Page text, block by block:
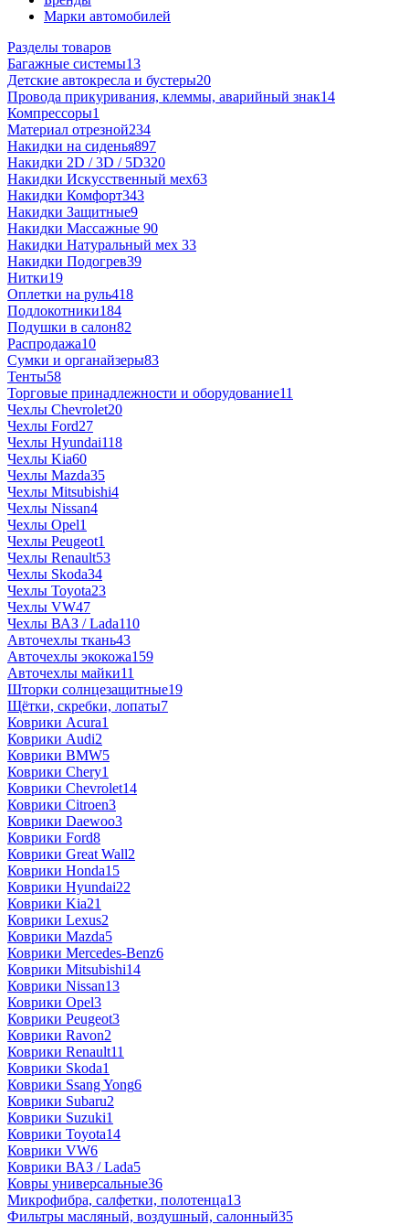
Марки автомобилей
Разделы товаров
Багажные системы13
Детские автокресла и бустеры20
Провода прикуривания, клеммы, аварийный знак14
Компрессоры1
Материал отрезной234
Накидки на сиденья897
Накидки 2D / 3D / 5D320
Накидки Искусственный мех63
Накидки Комфорт343
Накидки Защитные9
Накидки Массажные 90
Накидки Натуральный мех 33
Накидки Подогрев39
Нитки19
Оплетки на руль418
Подлокотники184
Подушки в салон82
Распродажа10
Сумки и органайзеры83
Тенты58
Торговые принадлежности и оборудование11
Чехлы Chevrolet20
Чехлы Ford27
Чехлы Hyundai118
Чехлы Kia60
Чехлы Mazda35
Чехлы Mitsubishi4
Чехлы Nissan4
Чехлы Opel1
Чехлы Peugeot1
Чехлы Renault53
Чехлы Skoda34
Чехлы Toyota23
Чехлы VW47
Чехлы ВАЗ / Lada110
Авточехлы ткань43
Авточехлы экокожа159
Авточехлы майки11
Шторки солнцезащитные19
Щётки, скребки, лопаты7
Коврики Acura1
Коврики Audi2
Коврики BMW5
Коврики Chery1
Коврики Chevrolet14
Коврики Citroen3
Коврики Daewoo3
Коврики Ford8
Коврики Great Wall2
Коврики Honda15
Коврики Hyundai22
Коврики Kia21
Коврики Lexus2
Коврики Mazda5
Коврики Mercedes-Benz6
Коврики Mitsubishi14
Коврики Nissan13
Коврики Opel3
Коврики Peugeot3
Коврики Ravon2
Коврики Renault11
Коврики Skoda1
Коврики Ssang Yong6
Коврики Subaru2
Коврики Suzuki1
Коврики Toyota14
Коврики VW6
Коврики ВАЗ / Lada5
Ковры универсальные36
Микрофибра, салфетки, полотенца13
Фильтры масляный, воздушный, салонный35